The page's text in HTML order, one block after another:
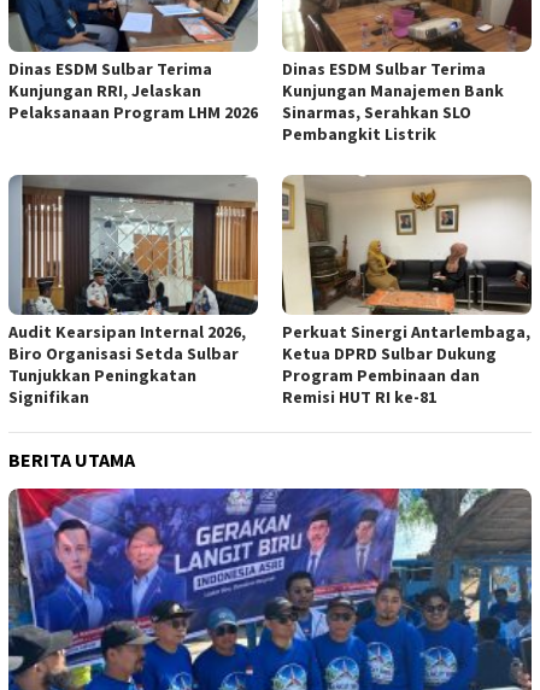
Dinas ESDM Sulbar Terima
Kunjungan RRI, Jelaskan
Pelaksanaan Program LHM 2026
Dinas ESDM Sulbar Terima
Kunjungan Manajemen Bank
Sinarmas, Serahkan SLO
Pembangkit Listrik
Audit Kearsipan Internal 2026,
Biro Organisasi Setda Sulbar
Tunjukkan Peningkatan
Signifikan
Perkuat Sinergi Antarlembaga,
Ketua DPRD Sulbar Dukung
Program Pembinaan dan
Remisi HUT RI ke-81
BERITA UTAMA